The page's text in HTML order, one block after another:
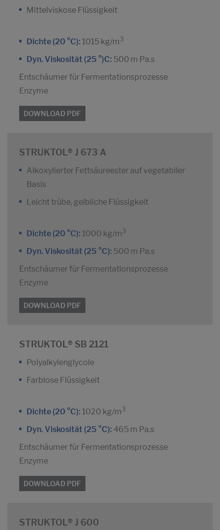
Mittelviskose Flüssigkeit
Dichte (20 °C): 1015 kg/m 3
Dyn. Viskosität (25 °)C: 500 m Pa.s
Entschäumer für Fermentationsprozesse
Enzyme
DOWNLOAD PDF
STRUKTOL® J 673 A
Alkoxylierter Fettsäureester auf vegetabiler
Basis
Leicht trübe, gelbliche Flüssigkeit
Dichte (20 °C): 1000 kg/m 3
Dyn. Viskosität (25 °C): 500 m Pa.s
Entschäumer für Fermentationsprozesse
Enzyme
DOWNLOAD PDF
STRUKTOL® SB 2121
Polyalkylenglycole
Farblose Flüssigkeit
Dichte (20 °C): 1020 kg/m 3
Dyn. Viskosität (25 °C): 465 m Pa.s
Entschäumer für Fermentationsprozesse
Enzyme
DOWNLOAD PDF
STRUKTOL® J 600